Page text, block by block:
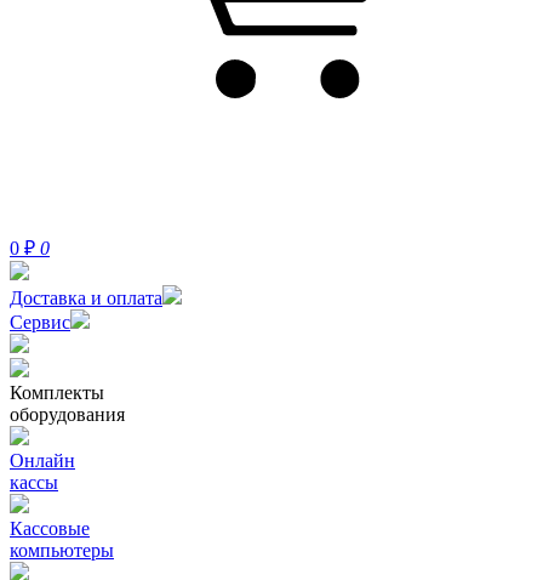
0 ₽ 0
Доставка и оплата
Сервис
Комплекты
оборудования
Онлайн
кассы
Кассовые
компьютеры